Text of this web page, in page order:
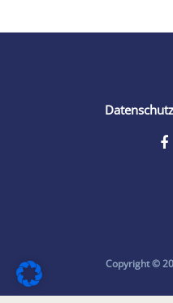
Datenschutz
Copyright ©